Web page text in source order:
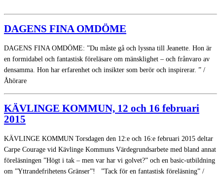
DAGENS FINA OMDÖME
DAGENS FINA OMDÖME: ”Du måste gå och lyssna till Jeanette. Hon är
en formidabel och fantastisk föreläsare om mänsklighet – och frånvaro av
densamma. Hon har erfarenhet och insikter som berör och inspirerar. ” /
Åhörare
KÄVLINGE KOMMUN, 12 och 16 februari
2015
KÄVLINGE KOMMUN Torsdagen den 12:e och 16:e februari 2015 deltar
Carpe Courage vid Kävlinge Kommuns Värdegrundsarbete med bland annat
föreläsningen ”Högt i tak – men var har vi golvet?” och en basic-utbildning
om ”Yttrandefrihetens Gränser”! ”Tack för en fantastisk föreläsning” /